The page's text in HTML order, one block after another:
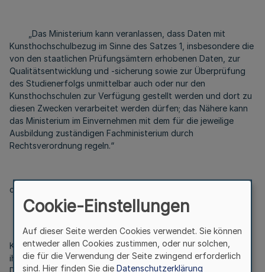
„Das Ministerium kann veranlassen, dass Daten mit
Kunsthochschulbezug im Sinne des Satzes 1, insbesondere die
von den staatlichen Prüfungsämtern erhobenen Daten, zur
Qualitätsentwicklung und -sicherung sowie zur Überprüfung
des Studienerfolgs unmittelbar auch oder nur den
Kunsthochschulen zur Verfügung gestellt werden und dort zu
diesen Zwecken verarbeitet werden dürfen; das Nähere kann
das Ministerium im Einvernehmen mit dem für die jeweilige
Ausbildung zuständigen Fachministerium durch
Rechtsverordnung regeln.“
c) Absatz 3 wird wie folgt gefasst:
„(3) Unter der Verantwortung des Rektorats können die
Kunsthochschulen die Öffentlichkeit über die Wahrnehmung
ihrer Aufgaben und ihre Veranstaltungen, auch durch die
Cookie-Einstellungen
Auf dieser Seite werden Cookies verwendet. Sie können
entweder allen Cookies zustimmen, oder nur solchen,
die für die Verwendung der Seite zwingend erforderlich
sind. Hier finden Sie die Datenschutzerklärung